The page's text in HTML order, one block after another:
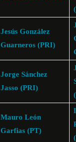
Jesús González
Guarneros (PRI)
Jorge Sánchez
Jasso (PRI)
Mauro León
Garfias (PT)